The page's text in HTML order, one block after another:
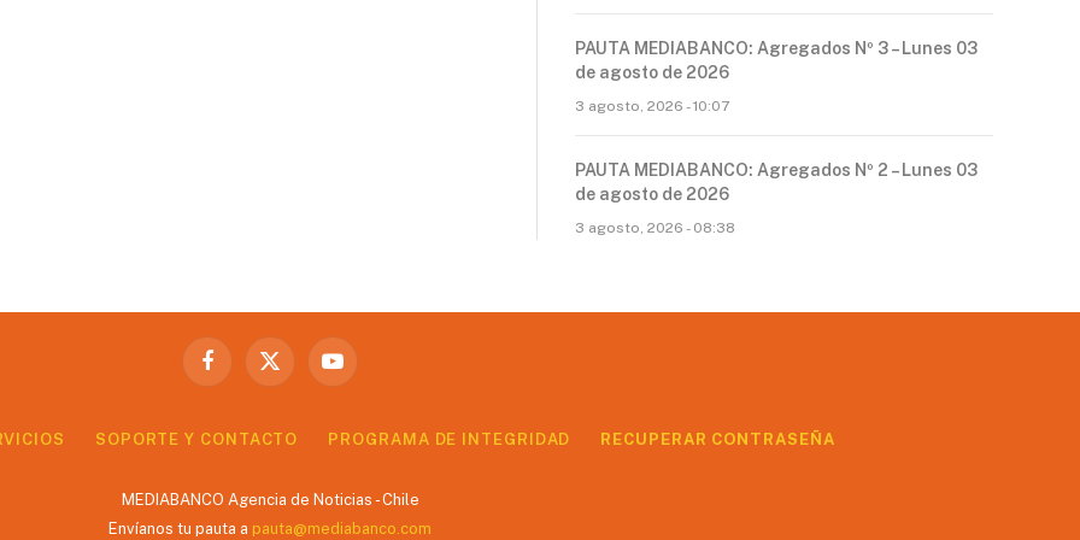
PAUTA MEDIABANCO: Agregados Nº 3 – Lunes 03
de agosto de 2026
3 agosto, 2026 - 10:07
PAUTA MEDIABANCO: Agregados Nº 2 – Lunes 03
de agosto de 2026
3 agosto, 2026 - 08:38
Facebook
X
YouTube
SOPORTE Y CONTACTO PROGRAMA DE INTEGRIDAD RECUPERAR CONTRASEÑA
MEDIABANCO Agencia de Noticias - Chile
Envíanos tu pauta a pauta@mediabanco.com